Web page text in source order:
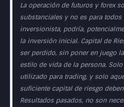
La operación de futuros y forex
substanciales y no es para
inversionista, podría,
la inversión inicial. Capital de
ser perdido, sin poner en juego
estilo de vida de la persona.
utilizado para trading, y solo
suficiente capital de riesgo
Resultados pasados, no son